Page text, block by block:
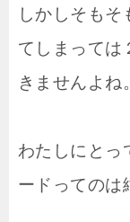
しかしそも
てしまっては
きませんよね。
わたしにとっ
ードってのは